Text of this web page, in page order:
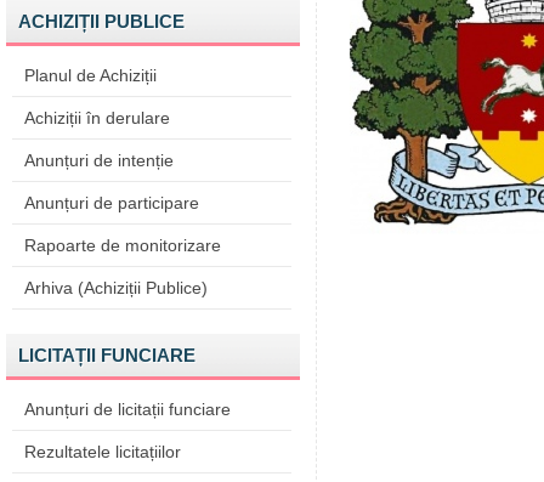
ACHIZIȚII PUBLICE
Planul de Achiziții
Achiziții în derulare
Anunțuri de intenție
Anunțuri de participare
Rapoarte de monitorizare
Arhiva (Achiziții Publice)
LICITAȚII FUNCIARE
Anunțuri de licitații funciare
Rezultatele licitațiilor